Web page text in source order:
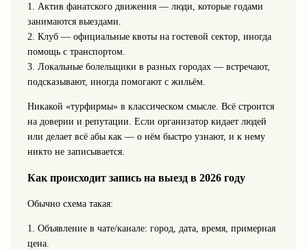
1. Актив фанатского движения — люди, которые годами
занимаются выездами.
2. Клуб — официальные квоты на гостевой сектор, иногда
помощь с транспортом.
3. Локальные болельщики в разных городах — встречают,
подсказывают, иногда помогают с жильём.
Никакой «турфирмы» в классическом смысле. Всё строится
на доверии и репутации. Если организатор кидает людей
или делает всё абы как — о нём быстро узнают, и к нему
никто не записывается.
Как происходит запись на выезд в 2026 году
Обычно схема такая:
1. Объявление в чате/канале: город, дата, время, примерная
цена.